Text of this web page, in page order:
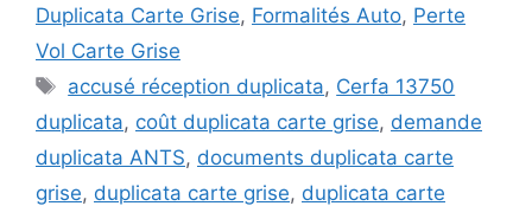
Duplicata Carte Grise, Formalités Auto, Perte
Vol Carte Grise
Étiquettes
accusé réception duplicata, Cerfa 13750
duplicata, coût duplicata carte grise, demande
duplicata ANTS, documents duplicata carte
grise, duplicata carte grise, duplicata carte